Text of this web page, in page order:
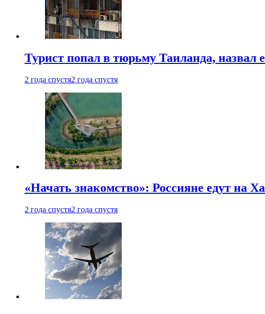
Турист попал в тюрьму Таиланда, назвал
2 года спустя2 года спустя
«Начать знакомство»: Россияне едут на
2 года спустя2 года спустя